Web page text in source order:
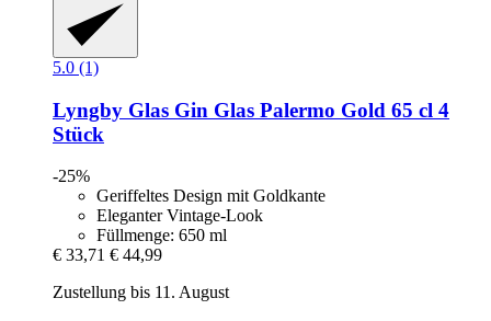
5.0 (1)
Lyngby Glas Gin Glas Palermo Gold 65 cl 4
Stück
-25%
Geriffeltes Design mit Goldkante
Eleganter Vintage-Look
Füllmenge: 650 ml
€ 33,71 € 44,99
Zustellung bis 11. August